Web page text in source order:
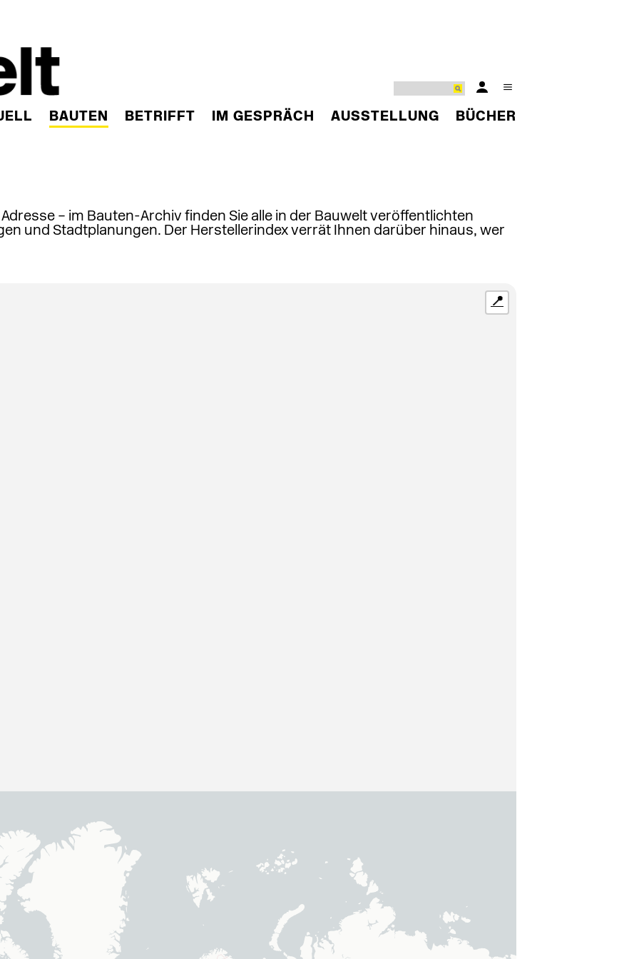
BAUTEN BETRIFFT IM GESPRÄCH AUSSTELLUNG BÜCHER
– im Bauten-Archiv finden Sie alle in der Bauwelt veröffentlichten
und Stadtplanungen. Der Herstellerindex verrät Ihnen darüber hinaus, wer
📍